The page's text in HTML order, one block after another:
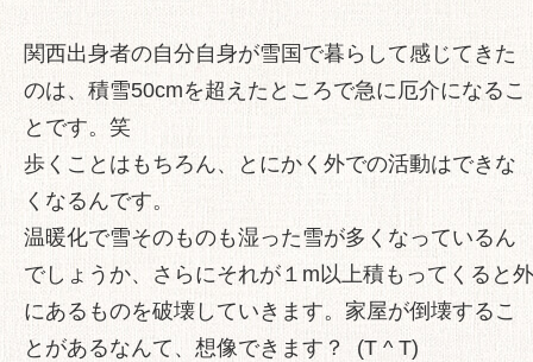
関西出身者の自分自身が雪国で暮らして感じてきた
のは、積雪50cmを超えたところで急に厄介になるこ
とです。笑
歩くことはもちろん、とにかく外での活動はできな
くなるんです。
温暖化で雪そのものも湿った雪が多くなっているん
でしょうか、さらにそれが１m以上積もってくると外
にあるものを破壊していきます。家屋が倒壊するこ
とがあるなんて、想像できます？ (T ^ T)